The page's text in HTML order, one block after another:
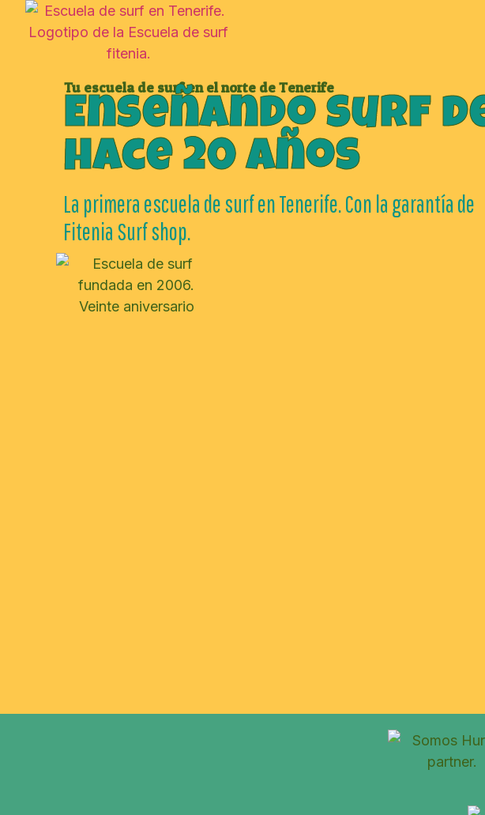
Tu escuela de surf en el norte de Tenerife
Enseñando surf
hace 20 años
La primera escuela de surf en Tenerife. Con la garantía de
Fitenia Surf shop.